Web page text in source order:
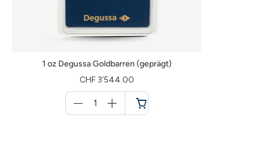
1 oz Degussa Goldbarren (geprägt)
CHF 3’544.00
für
Warenkorb